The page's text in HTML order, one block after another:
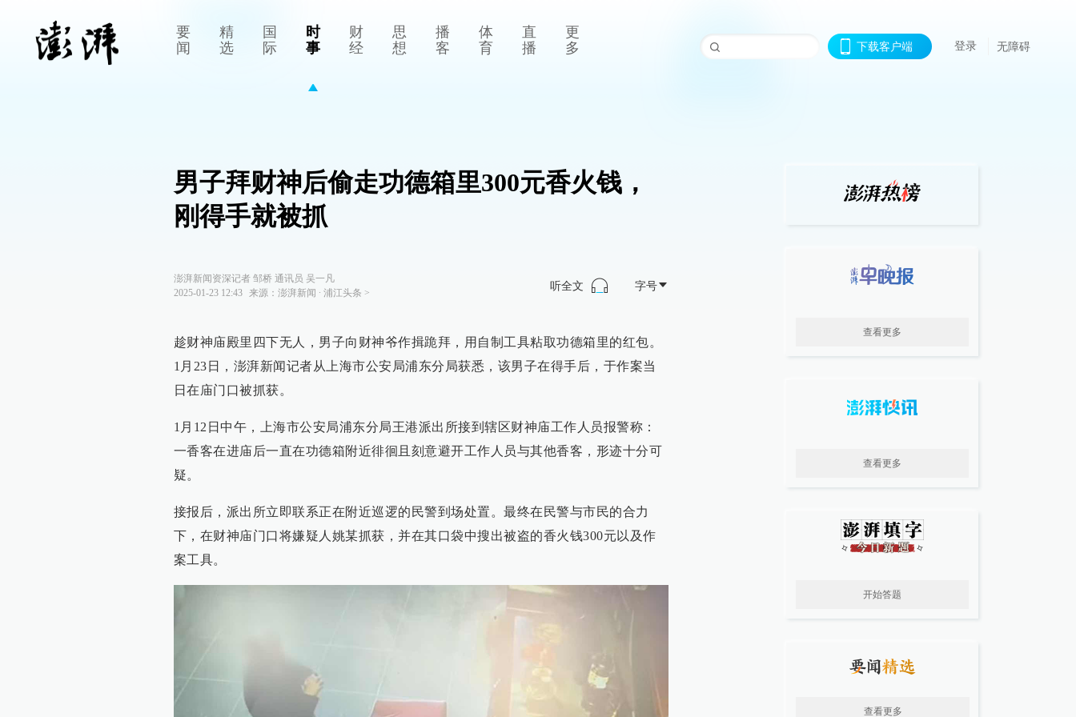
要
闻
精
选
国
际
时
事
财
经
思
想
播
客
体
育
直
播
更
多
下载客户端 登录 无障碍
男子拜财神后偷走功德箱里300元香火钱，
刚得手就被抓
澎湃新闻资深记者 邹桥 通讯员 吴一凡
2025-01-23 12:43
来源： 澎湃新闻 ∙ 浦江头条 >
听全文 字号
趁财神庙殿里四下无人，男子向财神爷作揖跪拜，用自制工具粘取功德箱里的红包。
1月23日，澎湃新闻记者从上海市公安局浦东分局获悉，该男子在得手后，于作案当
日在庙门口被抓获。
1月12日中午，上海市公安局浦东分局王港派出所接到辖区财神庙工作人员报警称：
一香客在进庙后一直在功德箱附近徘徊且刻意避开工作人员与其他香客，形迹十分可
疑。
接报后，派出所立即联系正在附近巡逻的民警到场处置。最终在民警与市民的合力
下，在财神庙门口将嫌疑人姚某抓获，并在其口袋中搜出被盗的香火钱300元以及作
案工具。
查看更多
查看更多
开始答题
查看更多